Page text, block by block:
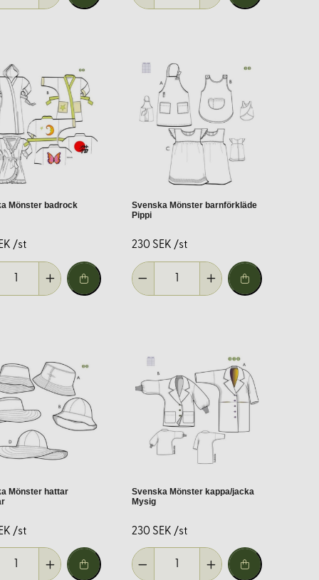
allmän användning.
tillgängligt för att ge råd och svara på dina frågor.
Mönster badrock
/st
Svenska Mönster barnförkläde
Pippi
230 SEK /st
Mönster hattar
/st
Svenska Mönster kappa/jacka
Mysig
230 SEK /st